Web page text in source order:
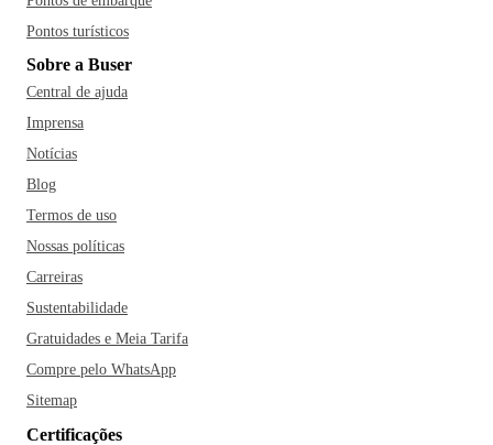
Pontos turísticos
Sobre a Buser
Central de ajuda
Imprensa
Notícias
Blog
Termos de uso
Nossas políticas
Carreiras
Sustentabilidade
Gratuidades e Meia Tarifa
Compre pelo WhatsApp
Sitemap
Certificações